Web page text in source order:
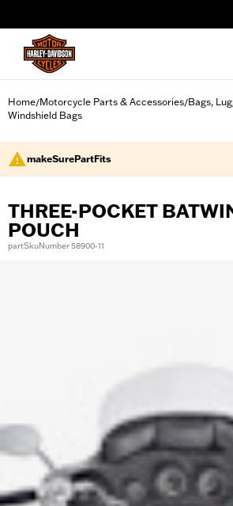
Home/Motorcycle Parts & Accessories/Bags,
Windshield Bags
makeSurePartFits
THREE-POCKET
POUCH
partSkuNumber 58900-11